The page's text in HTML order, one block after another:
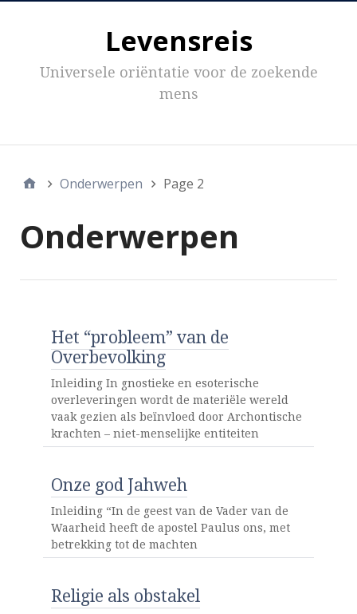
Levensreis
Universele oriëntatie voor de zoekende
mens
Onderwerpen Page 2
Onderwerpen
Het “probleem” van de
Overbevolking
Inleiding In gnostieke en esoterische
overleveringen wordt de materiële wereld
vaak gezien als beïnvloed door Archontische
krachten – niet-menselijke entiteiten
Onze god Jahweh
Inleiding “In de geest van de Vader van de
Waarheid heeft de apostel Paulus ons, met
betrekking tot de machten
Religie als obstakel